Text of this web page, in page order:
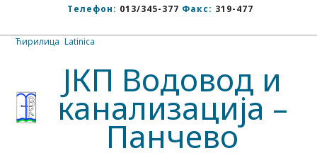
Телефон: 013/345-377 Факс: 319-477
Ћирилица Latinica
ЈКП Водовод и
канализација –
Панчево